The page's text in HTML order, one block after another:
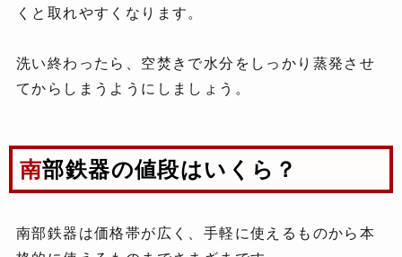
くと取れやすくなります。
洗い終わったら、空焚きで水分をしっかり蒸発させ
てからしまうようにしましょう。
南部鉄器の値段はいくら？
南部鉄器は価格帯が広く、手軽に使えるものから本